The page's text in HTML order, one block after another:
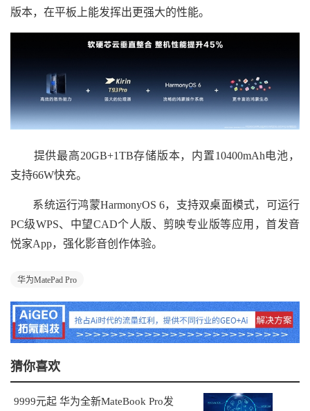
版本，在平板上能发挥出更强大的性能。
提供最高20GB+1TB存储版本，内置10400mAh电池，
支持66W快充。
系统运行鸿蒙HarmonyOS 6，支持双桌面模式，可运行
PC级WPS、中望CAD个人版、剪映专业版等应用，首发音
悦家App，强化影音创作体验。
华为MatePad Pro
猜你喜欢
9999元起 华为全新MateBook Pro发